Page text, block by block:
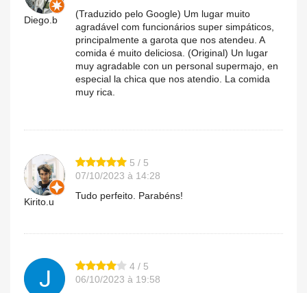
Diego.b
(Traduzido pelo Google) Um lugar muito
agradável com funcionários super simpáticos,
principalmente a garota que nos atendeu. A
comida é muito deliciosa. (Original) Un lugar
muy agradable con un personal supermajo, en
especial la chica que nos atendio. La comida
muy rica.
Kirito.u
5 / 5
07/10/2023 à 14:28
Tudo perfeito. Parabéns!
4 / 5
06/10/2023 à 19:58